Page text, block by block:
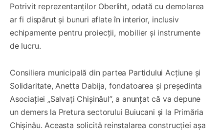
Potrivit reprezentanților Oberliht, odată cu demolarea
ar fi dispărut și bunuri aflate în interior, inclusiv
echipamente pentru proiecții, mobilier și instrumente
de lucru.
Consiliera municipală din partea Partidului Acțiune și
Solidaritate, Anetta Dabija, fondatoarea și președinta
Asociației „Salvați Chișinăul”, a anunțat că va depune
un demers la Pretura sectorului Buiucani și la Primăria
Chișinău. Aceasta solicită reinstalarea construcției așa